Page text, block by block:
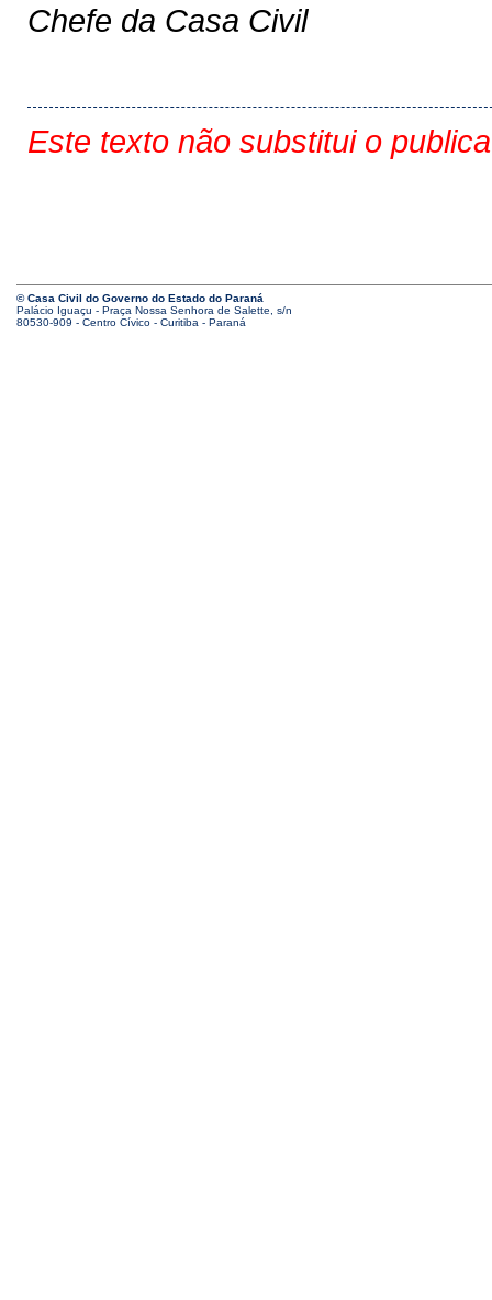
Chefe da Casa Civil
Este texto não substitui o
© Casa Civil do Governo do Estado do Paraná
Palácio Iguaçu - Praça Nossa Senhora de Salette, s/n
80530-909 - Centro Cívico - Curitiba - Paraná